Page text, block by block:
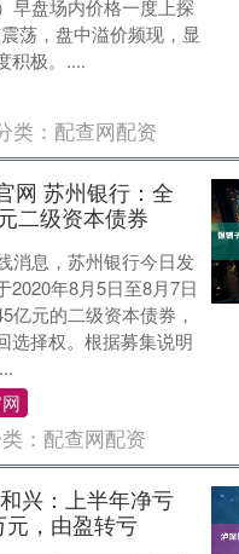
早盘场内价格一度上探
荡，盘中溢价频现，显
积极。....
类： 配查网配资
网 苏州银行：全
二级资本债券
消息，苏州银行今日发
2020年8月5日至8月7日
亿元的二级资本债券，
选择权。根据募集说明
： 配查网配资
兴：上半年净亏
，由盈转亏